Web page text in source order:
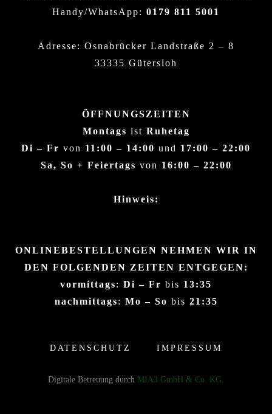
Handy/WhatsApp: 0179 811 5001
Adresse: Osnabrücker Landstraße 2 – 8
33335 Gütersloh
ÖFFNUNGSZEITEN
Montags ist Ruhetag
Di – Fr von 11:00 – 14:00 und 17:00 – 22:00
Sa, So + Feiertags von 16:00 – 22:00
Hinweis:
ONLINEBESTELLUNGEN NEHMEN WIR IN
DEN FOLGENDEN ZEITEN ENTGEGEN:
vormittags: Di – Fr bis 13:35
nachmittags: Mo – So bis 21:35
DATENSCHUTZ IMPRESSUM
Digitale Betreuung durch MIA3 GmbH & Co. KG.